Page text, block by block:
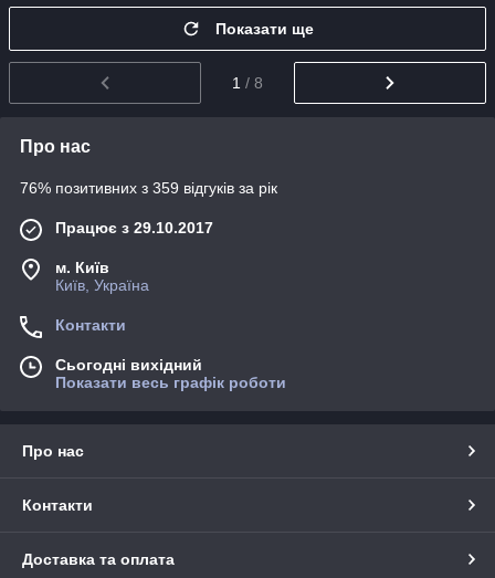
Показати ще
1 / 8
Про нас
76% позитивних з 359 відгуків за рік
Працює з 29.10.2017
м. Київ
Київ, Україна
Контакти
Сьогодні вихідний
Показати весь графік роботи
Про нас
Контакти
Доставка та оплата